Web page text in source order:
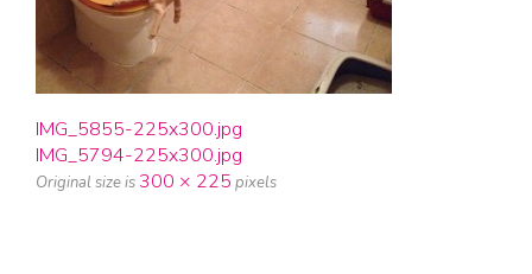
IMG_5855-225x300.jpg
IMG_5794-225x300.jpg
Original size is 300 × 225 pixels